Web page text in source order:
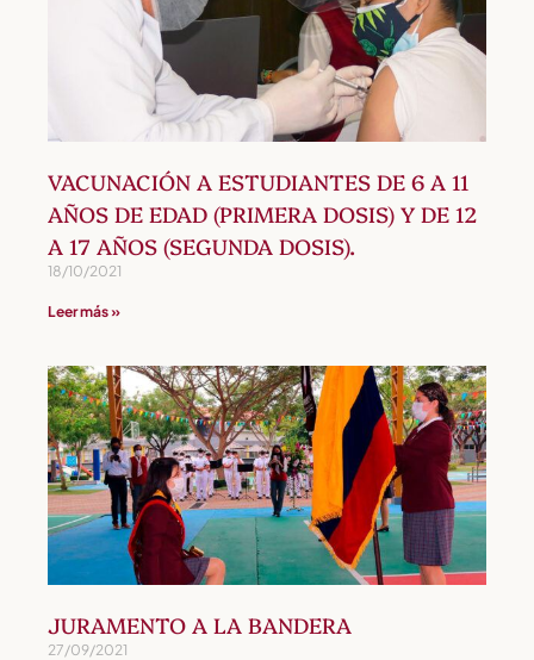
VACUNACIÓN A ESTUDIANTES DE 6 A 11
AÑOS DE EDAD (PRIMERA DOSIS) Y DE 12
A 17 AÑOS (SEGUNDA DOSIS).
18/10/2021
Leer más »
JURAMENTO A LA BANDERA
27/09/2021